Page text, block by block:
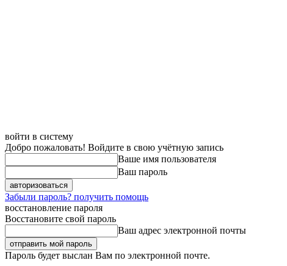
войти в систему
Добро пожаловать! Войдите в свою учётную запись
Ваше имя пользователя
Ваш пароль
Забыли пароль? получить помощь
восстановление пароля
Восстановите свой пароль
Ваш адрес электронной почты
Пароль будет выслан Вам по электронной почте.